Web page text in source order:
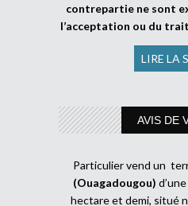
contrepartie ne sont
l’acceptation ou du
LIRE LA
AVIS DE
Particulier vend un
(Ouagadougou)
hectare et demi, situé